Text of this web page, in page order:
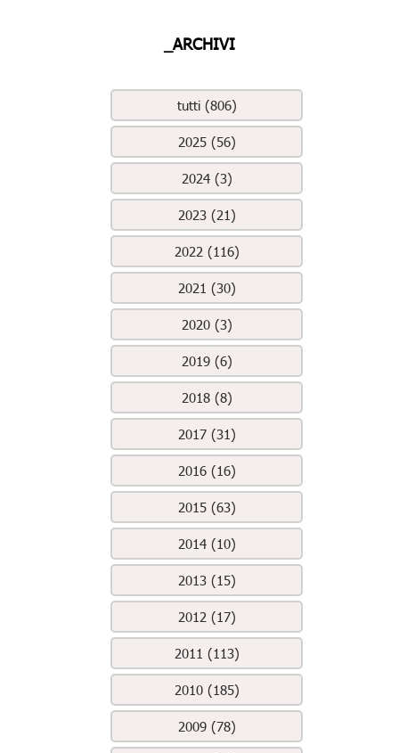
_ARCHIVI
tutti (806)
2025 (56)
2024 (3)
2023 (21)
2022 (116)
2021 (30)
2020 (3)
2019 (6)
2018 (8)
2017 (31)
2016 (16)
2015 (63)
2014 (10)
2013 (15)
2012 (17)
2011 (113)
2010 (185)
2009 (78)